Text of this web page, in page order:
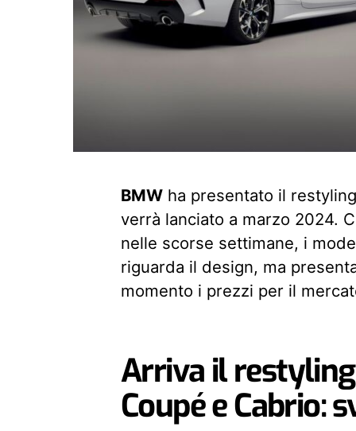
BMW ha presentato il
verrà lanciato a marzo 2024.
nelle scorse settimane, i
riguarda il design, ma
momento i prezzi per il
Arriva il
Coupé e Cabrio: